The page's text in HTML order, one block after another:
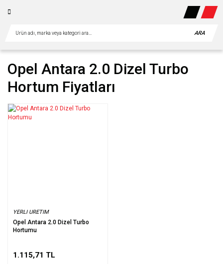
ARA
Opel Antara 2.0 Dizel Turbo
Hortum Fiyatları
YERLI URETIM
Opel Antara 2.0 Dizel Turbo
Hortumu
1.115,71 TL